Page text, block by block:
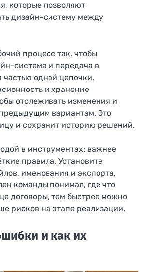
которые позволяют
дизайн-систему между
процесс так, чтобы
система и передача в
частью одной цепочки.
и хранение
отслеживать изменения и
вариантам. Это
и сохранит историю решений.
в инструментах: важнее
правила. Установите
именования и экспорта,
команды понимал, где что
договоры, тем быстрее можно
рисков на этапе реализации.
и как их